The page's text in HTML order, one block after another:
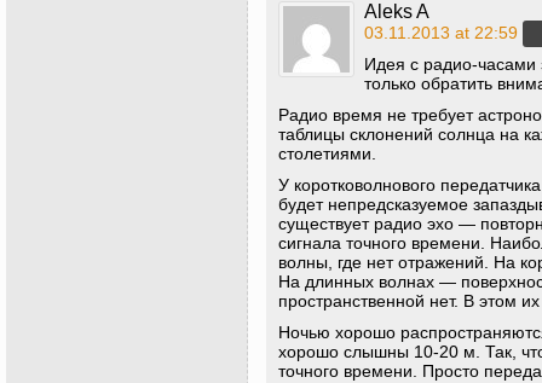
Aleks A
03.11.2013 at 22:59
Идея с радио-
только обратить
Радио время не требует
таблицы склонений солнца на
столетиями.
У коротковолнового
будет непредсказуемое
существует радио эхо —
сигнала точного времени.
волны, где нет отражений. На
На длинных волнах —
пространственной нет. В этом
Ночью хорошо
хорошо слышны 10-20 м. Так,
точного времени. Просто